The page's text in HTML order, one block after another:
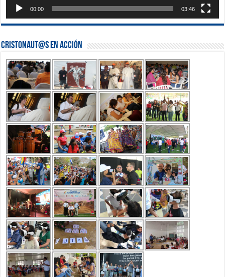
00:00 03:46
Cristonaut@s en Acción